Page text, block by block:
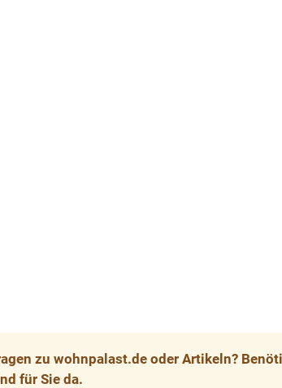
zu wohnpalast.de oder Artikeln?
für Sie da.